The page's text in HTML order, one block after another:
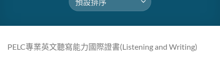
PELC專業英文聽寫能力國際證書(Listening and Writing)